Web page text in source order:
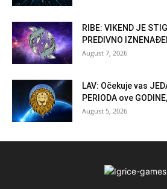
RIBE: VIKEND JE
PREDIVNO
August 7, 2026
LAV: Očekuje vas
PERIODA ove
August 5, 2026